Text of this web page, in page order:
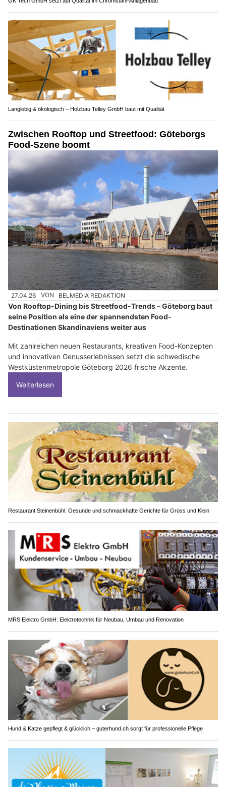
Langlebig & ökologisch – Holzbau Telley GmbH baut mit Qualität
Zwischen Rooftop und Streetfood: Göteborgs
Food-Szene boomt
27.04.26 VON BELMEDIA REDAKTION
Von Rooftop-Dining bis Streetfood-Trends – Göteborg baut
seine Position als eine der spannendsten Food-
Destinationen Skandinaviens weiter aus
Mit zahlreichen neuen Restaurants, kreativen Food-Konzepten
und innovativen Genusserlebnissen setzt die schwedische
Westküstenmetropole Göteborg 2026 frische Akzente.
Weiterlesen
Restaurant Steinenbühl: Gesunde und schmackhafte Gerichte für Gross und Klein
MRS Elektro GmbH: Elektrotechnik für Neubau, Umbau und Renovation
Hund & Katze gepflegt & glücklich – guterhund.ch sorgt für professionelle Pflege